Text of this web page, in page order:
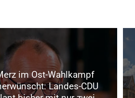
im Ost-Wahlkampf
Landes-CDU